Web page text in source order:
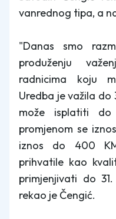
vanrednog tipa, a
"Danas smo
produženju
radnicima koju
Uredba je važila do
može isplatiti
promjenom se
iznos do 400
prihvatile kao
primjenjivati do
rekao je Čengić.